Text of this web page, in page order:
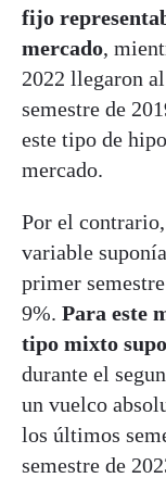
fijo
mercado,
2022 llegaron
semestre de
este tipo de
mercado.
Por el
variable
primer
9%. Para este
tipo mixto
durante el
un vuelco
los últimos
semestre de